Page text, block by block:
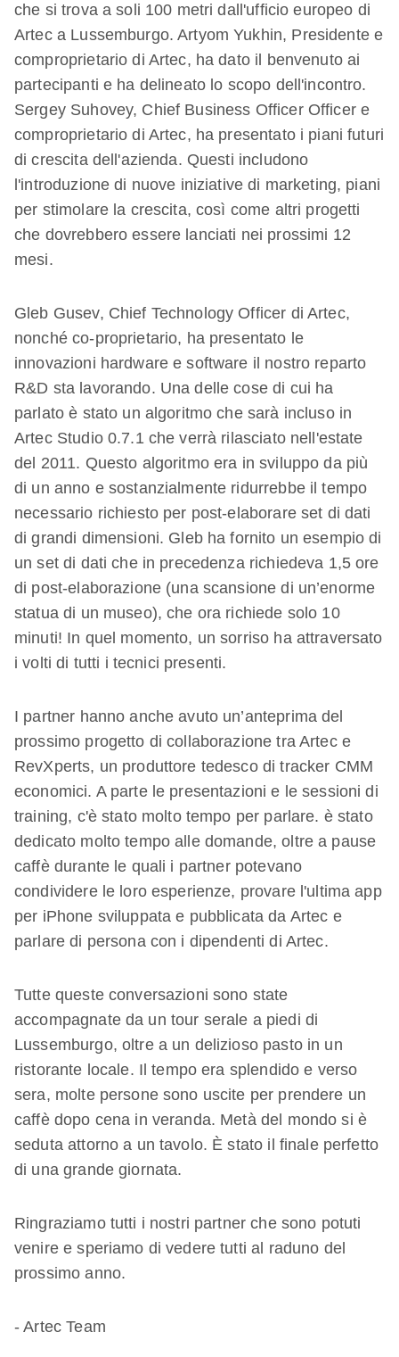
che si trova a soli 100 metri dall'ufficio europeo di
Artec a Lussemburgo. Artyom Yukhin, Presidente e
comproprietario di Artec, ha dato il benvenuto ai
partecipanti e ha delineato lo scopo dell'incontro.
Sergey Suhovey, Chief Business Officer Officer e
comproprietario di Artec, ha presentato i piani futuri
di crescita dell'azienda. Questi includono
l'introduzione di nuove iniziative di marketing, piani
per stimolare la crescita, così come altri progetti
che dovrebbero essere lanciati nei prossimi 12
mesi.
Gleb Gusev, Chief Technology Officer di Artec,
nonché co-proprietario, ha presentato le
innovazioni hardware e software il nostro reparto
R&D sta lavorando. Una delle cose di cui ha
parlato è stato un algoritmo che sarà incluso in
Artec Studio 0.7.1 che verrà rilasciato nell'estate
del 2011. Questo algoritmo era in sviluppo da più
di un anno e sostanzialmente ridurrebbe il tempo
necessario richiesto per post-elaborare set di dati
di grandi dimensioni. Gleb ha fornito un esempio di
un set di dati che in precedenza richiedeva 1,5 ore
di post-elaborazione (una scansione di un’enorme
statua di un museo), che ora richiede solo 10
minuti! In quel momento, un sorriso ha attraversato
i volti di tutti i tecnici presenti.
I partner hanno anche avuto un’anteprima del
prossimo progetto di collaborazione tra Artec e
RevXperts, un produttore tedesco di tracker CMM
economici. A parte le presentazioni e le sessioni di
training, c'è stato molto tempo per parlare. è stato
dedicato molto tempo alle domande, oltre a pause
caffè durante le quali i partner potevano
condividere le loro esperienze, provare l'ultima app
per iPhone sviluppata e pubblicata da Artec e
parlare di persona con i dipendenti di Artec.
Tutte queste conversazioni sono state
accompagnate da un tour serale a piedi di
Lussemburgo, oltre a un delizioso pasto in un
ristorante locale. Il tempo era splendido e verso
sera, molte persone sono uscite per prendere un
caffè dopo cena in veranda. Metà del mondo si è
seduta attorno a un tavolo. È stato il finale perfetto
di una grande giornata.
Ringraziamo tutti i nostri partner che sono potuti
venire e speriamo di vedere tutti al raduno del
prossimo anno.
- Artec Team